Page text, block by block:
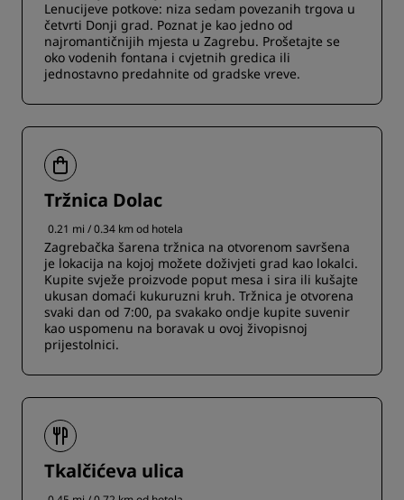
Lenucijeve potkove: niza sedam povezanih trgova u
četvrti Donji grad. Poznat je kao jedno od
najromantičnijih mjesta u Zagrebu. Prošetajte se
oko vodenih fontana i cvjetnih gredica ili
jednostavno predahnite od gradske vreve.
Tržnica Dolac
0.21 mi / 0.34 km od hotela
Zagrebačka šarena tržnica na otvorenom savršena
je lokacija na kojoj možete doživjeti grad kao lokalci.
Kupite svježe proizvode poput mesa i sira ili kušajte
ukusan domaći kukuruzni kruh. Tržnica je otvorena
svaki dan od 7:00, pa svakako ondje kupite suvenir
kao uspomenu na boravak u ovoj živopisnoj
prijestolnici.
Tkalčićeva ulica